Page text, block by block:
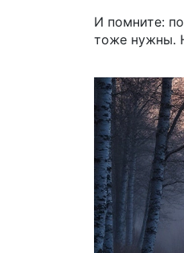
И помните:
тоже нужны.